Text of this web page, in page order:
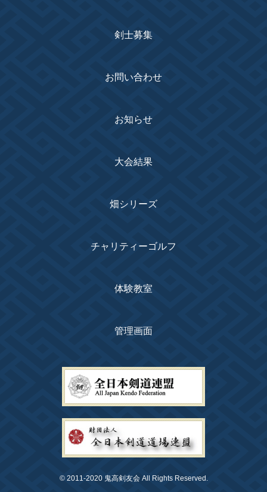
剣士募集
お問い合わせ
お知らせ
大会結果
畑シリーズ
チャリティーゴルフ
体験教室
管理画面
© 2011-2020 鬼高剣友会 All Rights Reserved.